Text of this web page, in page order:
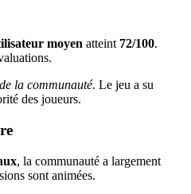
moyen atteint 72/100.
la communauté. Le jeu a su
des joueurs.
, la communauté a largement
sont animées.